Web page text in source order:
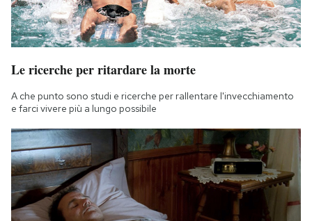
Le ricerche per ritardare la morte
A che punto sono studi e ricerche per rallentare l'invecchiamento
e farci vivere più a lungo possibile